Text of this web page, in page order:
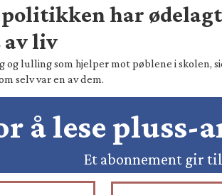
politikken har ødelagt
av liv
og lulling som hjelper mot pøblene i skolen,
selv var en av dem.
å lese
Et abonnement gir